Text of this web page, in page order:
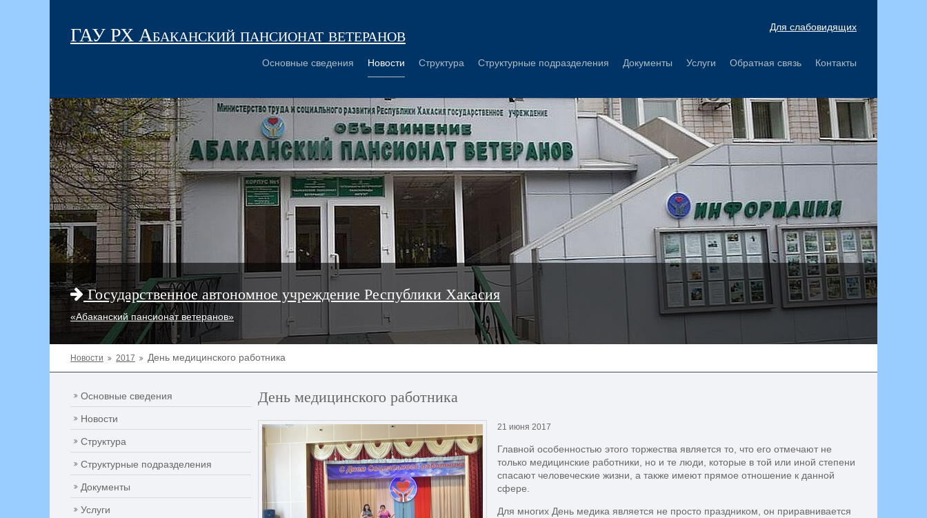
Для слабовидящих
ГАУ РХ Абаканский пансионат ветеранов
Основные сведения Новости Структура Структурные подразделения Документы Услуги Обратная связь Контакты
Государственное автономное учреждение Республики Хакасия
«Абаканский пансионат ветеранов»
Новости 2017 День медицинского работника
Основные сведения
Новости
Структура
Структурные подразделения
Документы
Услуги
День медицинского работника
21 июня 2017
Главной особенностью этого торжества является то, что его отмечают не
только медицинские работники, но и те люди, которые в той или иной степени
спасают человеческие жизни, а также имеют прямое отношение к данной
сфере.
Для многих День медика является не просто праздником, он приравнивается